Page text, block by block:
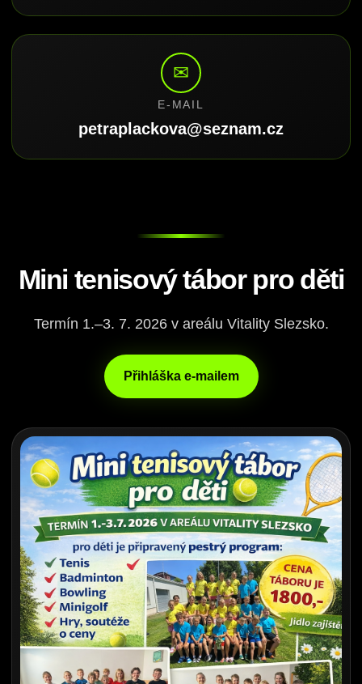
✉
E-MAIL
petraplackova@seznam.cz
Mini tenisový tábor pro děti
Termín 1.–3. 7. 2026 v areálu Vitality Slezsko.
Přihláška e-mailem